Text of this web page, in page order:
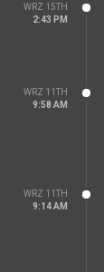
WRZ 15TH
2:43 PM
WRZ 11TH
9:58 AM
WRZ 11TH
9:14 AM